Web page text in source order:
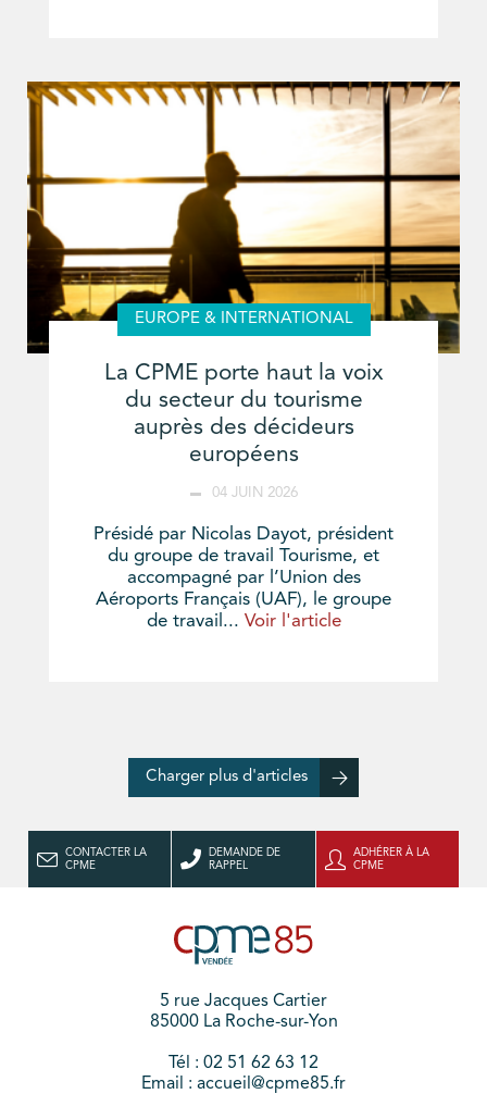
EUROPE & INTERNATIONAL
La CPME porte haut la voix
du secteur du tourisme
auprès des décideurs
européens
04 JUIN 2026
Présidé par Nicolas Dayot, président
du groupe de travail Tourisme, et
accompagné par l’Union des
Aéroports Français (UAF), le groupe
de travail... Voir l'article
Charger plus d'articles
CONTACTER LA
CPME
DEMANDE DE
RAPPEL
ADHÉRER À LA
CPME
5 rue Jacques Cartier
85000 La Roche-sur-Yon
Tél : 02 51 62 63 12
Email : accueil@cpme85.fr